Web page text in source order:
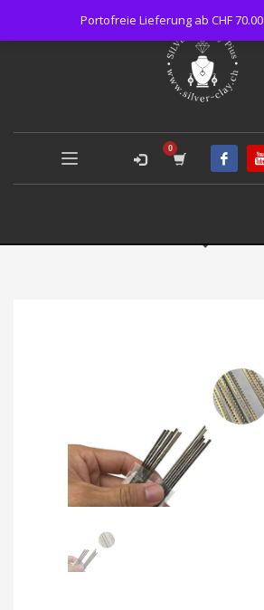
Portofreie Lieferung ab CHF 70.00